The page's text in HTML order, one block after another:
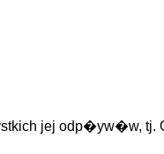
jej odp�yw�w,